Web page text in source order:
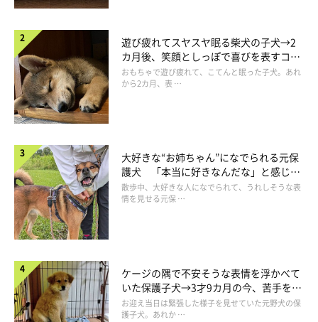
マロたんも冬の間に増量したので、ついでに痩せればいいなと期
待を込めていたのですが、実際に100gちょっと痩せたんです
よ。飼い主の体重も減りましたが食生活の改善のほうが大きい気
がします。マロたんは食餌の内容も量もそこまで変えていないの
遊び疲れてスヤスヤ眠る柴犬の子犬→2
カ月後、笑顔としっぽで喜びを表すコに
成長！
おもちゃで遊び疲れて、こてんと眠った子犬。あれ
から2カ月、表 …
大好きな“お姉ちゃん”になでられる元保
護犬 「本当に好きなんだな」と感じる
表情にほっこり
散歩中、大好きな人になでられて、うれしそうな表
情を見せる元保 …
ケージの隅で不安そうな表情を浮かべて
いた保護子犬→3才9カ月の今、苦手を克
服し頼もしいコに成長！
お迎え当日は緊張した様子を見せていた元野犬の保
護子犬。あれか …